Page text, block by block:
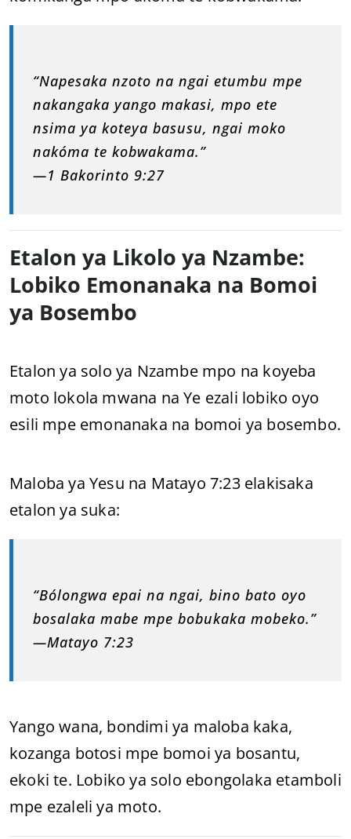
“Napesaka nzoto na ngai etumbu mpe
nakangaka yango makasi, mpo ete
nsima ya koteya basusu, ngai moko
nakóma te kobwakama.”
—1 Bakorinto 9:27
Etalon ya Likolo ya Nzambe:
Lobiko Emonanaka na Bomoi
ya Bosembo
Etalon ya solo ya Nzambe mpo na koyeba
moto lokola mwana na Ye ezali lobiko oyo
esili mpe emonanaka na bomoi ya bosembo.
Maloba ya Yesu na Matayo 7:23 elakisaka
etalon ya suka:
“Bólongwa epai na ngai, bino bato oyo
bosalaka mabe mpe bobukaka mobeko.”
—Matayo 7:23
Yango wana, bondimi ya maloba kaka,
kozanga botosi mpe bomoi ya bosantu,
ekoki te. Lobiko ya solo ebongolaka etamboli
mpe ezaleli ya moto.